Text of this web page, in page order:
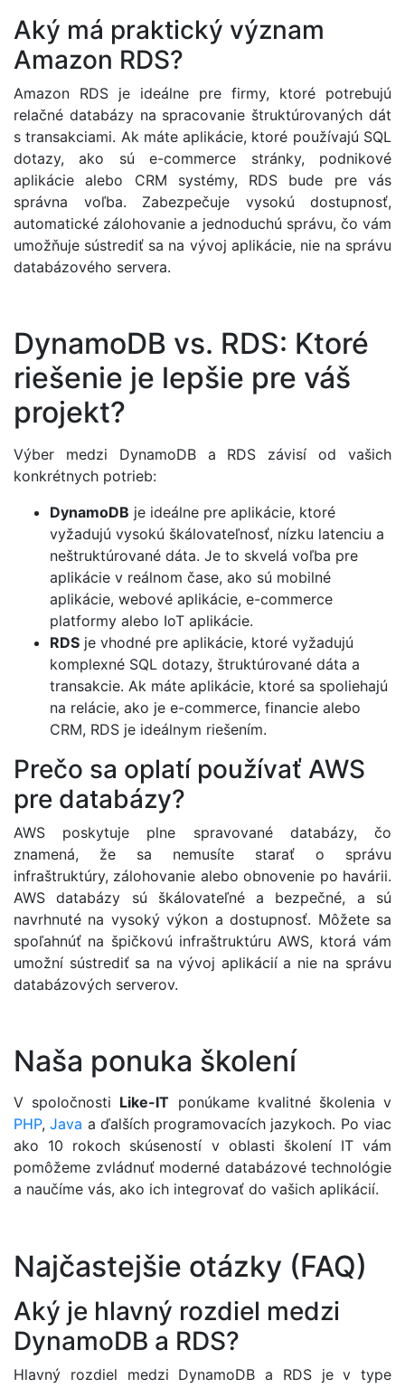
Aký má praktický význam
Amazon RDS?
Amazon RDS je ideálne pre firmy, ktoré potrebujú
relačné databázy na spracovanie štruktúrovaných dát
s transakciami. Ak máte aplikácie, ktoré používajú SQL
dotazy, ako sú e-commerce stránky, podnikové
aplikácie alebo CRM systémy, RDS bude pre vás
správna voľba. Zabezpečuje vysokú dostupnosť,
automatické zálohovanie a jednoduchú správu, čo vám
umožňuje sústrediť sa na vývoj aplikácie, nie na správu
databázového servera.
DynamoDB vs. RDS: Ktoré
riešenie je lepšie pre váš
projekt?
Výber medzi DynamoDB a RDS závisí od vašich
konkrétnych potrieb:
DynamoDB je ideálne pre aplikácie, ktoré
vyžadujú vysokú škálovateľnosť, nízku latenciu a
neštruktúrované dáta. Je to skvelá voľba pre
aplikácie v reálnom čase, ako sú mobilné
aplikácie, webové aplikácie, e-commerce
platformy alebo IoT aplikácie.
RDS je vhodné pre aplikácie, ktoré vyžadujú
komplexné SQL dotazy, štruktúrované dáta a
transakcie. Ak máte aplikácie, ktoré sa spoliehajú
na relácie, ako je e-commerce, financie alebo
CRM, RDS je ideálnym riešením.
Prečo sa oplatí používať AWS
pre databázy?
AWS poskytuje plne spravované databázy, čo
znamená, že sa nemusíte starať o správu
infraštruktúry, zálohovanie alebo obnovenie po havárii.
AWS databázy sú škálovateľné a bezpečné, a sú
navrhnuté na vysoký výkon a dostupnosť. Môžete sa
spoľahnúť na špičkovú infraštruktúru AWS, ktorá vám
umožní sústrediť sa na vývoj aplikácií a nie na správu
databázových serverov.
Naša ponuka školení
V spoločnosti Like-IT ponúkame kvalitné školenia v
PHP,Java a ďalších programovacích jazykoch. Po viac
ako 10 rokoch skúseností v oblasti školení IT vám
pomôžeme zvládnuť moderné databázové technológie
a naučíme vás, ako ich integrovať do vašich aplikácií.
Najčastejšie otázky (FAQ)
Aký je hlavný rozdiel medzi
DynamoDB a RDS?
Hlavný rozdiel medzi DynamoDB a RDS je v type